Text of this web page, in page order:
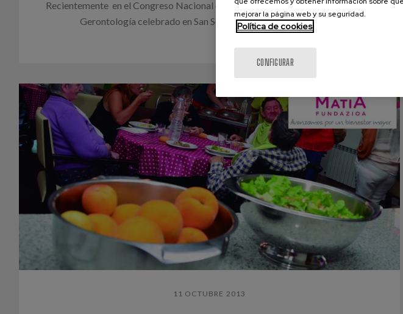
Recientemente en el Congreso Nacional de la Sociedad Española de Geriatría y
Gerontología celebrado en San Sebastián, realice una revisión...
11 OCTUBRE 2013
mejorar la página web y su seguridad.
Política de cookies
CONFIGURAR